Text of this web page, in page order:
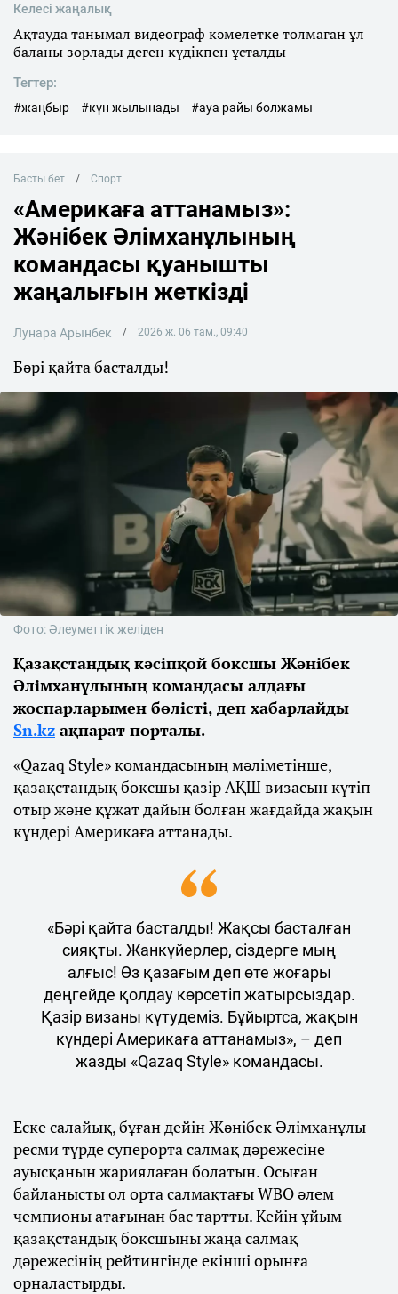
Келесі жаңалық
Ақтауда танымал видеограф кәмелетке толмаған ұл
баланы зорлады деген күдікпен ұсталды
Тегтер:
#жаңбыр #күн жылынады #ауа райы болжамы
Басты бет Спорт
«Америкаға аттанамыз»:
Жәнібек Әлімханұлының
командасы қуанышты
жаңалығын жеткізді
Лунара Арынбек 2026 ж. 06 там., 09:40
Бәрі қайта басталды!
Фото: Әлеуметтік желіден
Қазақстандық кәсіпқой боксшы Жәнібек
Әлімханұлының командасы алдағы
жоспарларымен бөлісті, деп хабарлайды
Sn.kz ақпарат порталы.
«Qazaq Style» командасының мәліметінше,
қазақстандық боксшы қазір АҚШ визасын күтіп
отыр және құжат дайын болған жағдайда жақын
күндері Америкаға аттанады.
«Бәрі қайта басталды! Жақсы басталған
сияқты. Жанкүйерлер, сіздерге мың
алғыс! Өз қазағым деп өте жоғары
деңгейде қолдау көрсетіп жатырсыздар.
Қазір визаны күтудеміз. Бұйыртса, жақын
күндері Америкаға аттанамыз», – деп
жазды «Qazaq Style» командасы.
Еске салайық, бұған дейін Жәнібек Әлімханұлы
ресми түрде суперорта салмақ дәрежесіне
ауысқанын жариялаған болатын. Осыған
байланысты ол орта салмақтағы WBO әлем
чемпионы атағынан бас тартты. Кейін ұйым
қазақстандық боксшыны жаңа салмақ
дәрежесінің рейтингінде екінші орынға
орналастырды.